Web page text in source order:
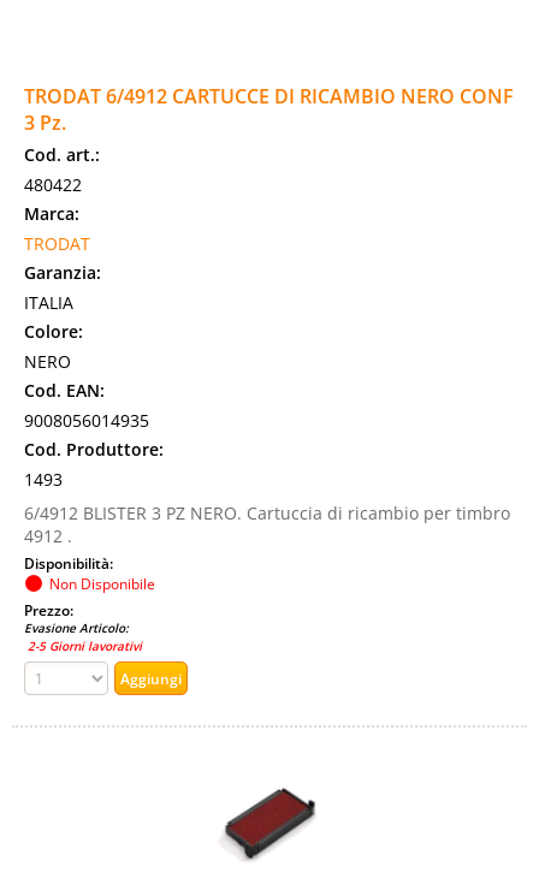
TRODAT 6/4912 CARTUCCE DI RICAMBIO NERO CONF
3 Pz.
Cod. art.:
480422
Marca:
TRODAT
Garanzia:
ITALIA
Colore:
NERO
Cod. EAN:
9008056014935
Cod. Produttore:
1493
6/4912 BLISTER 3 PZ NERO. Cartuccia di ricambio per timbro
4912 .
Disponibilità:
Non Disponibile
Prezzo:
Evasione Articolo:
2-5 Giorni lavorativi